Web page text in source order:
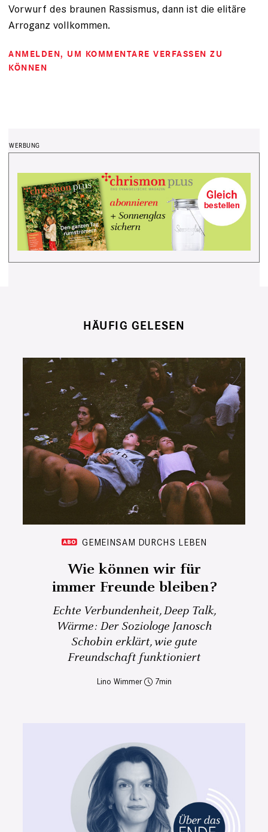
Vorwurf des braunen Rassismus, dann ist die elitäre
Arroganz vollkommen.
ANMELDEN, UM KOMMENTARE VERFASSEN ZU
KÖNNEN
HÄUFIG GELESEN
GEMEINSAM DURCHS LEBEN
Wie können wir für
immer Freunde bleiben?
Echte Verbundenheit, Deep Talk,
Wärme: Der Soziologe Janosch
Schobin erklärt, wie gute
Freundschaft funktioniert
Lino Wimmer 7